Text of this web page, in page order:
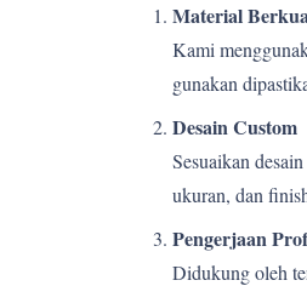
Material
Kami
gunakan
Desain Custom
Sesuaikan
ukuran, dan
Pengerjaan
Didukung oleh